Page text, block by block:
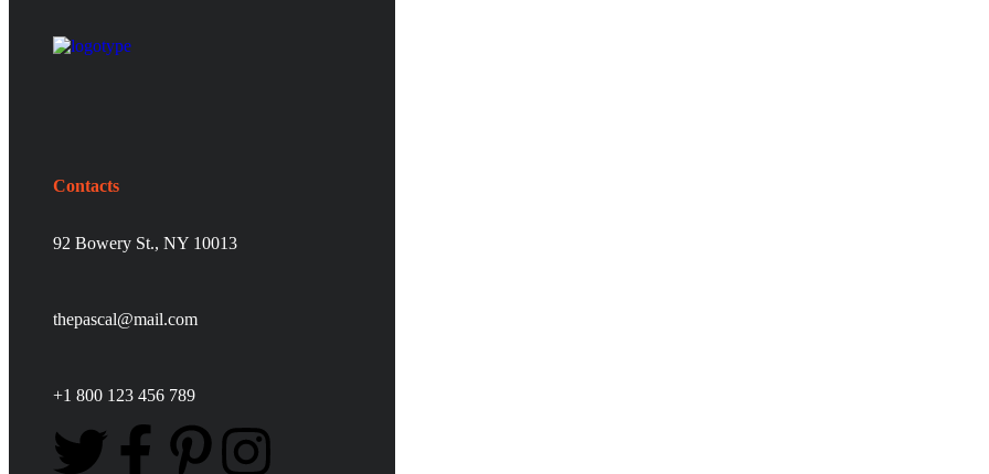
Contacts
92 Bowery St., NY 10013
thepascal@mail.com
+1 800 123 456 789